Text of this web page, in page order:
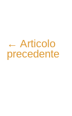
← Articolo
precedente